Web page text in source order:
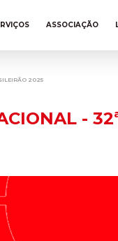
ASSOCIAÇÃO
2025
-